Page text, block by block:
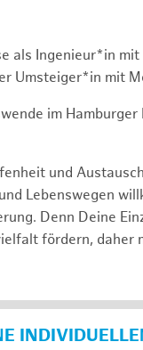
als Ingenieur*in
Umsteiger*in mit
im
und
Lebenswegen
Denn Deine
fördern,